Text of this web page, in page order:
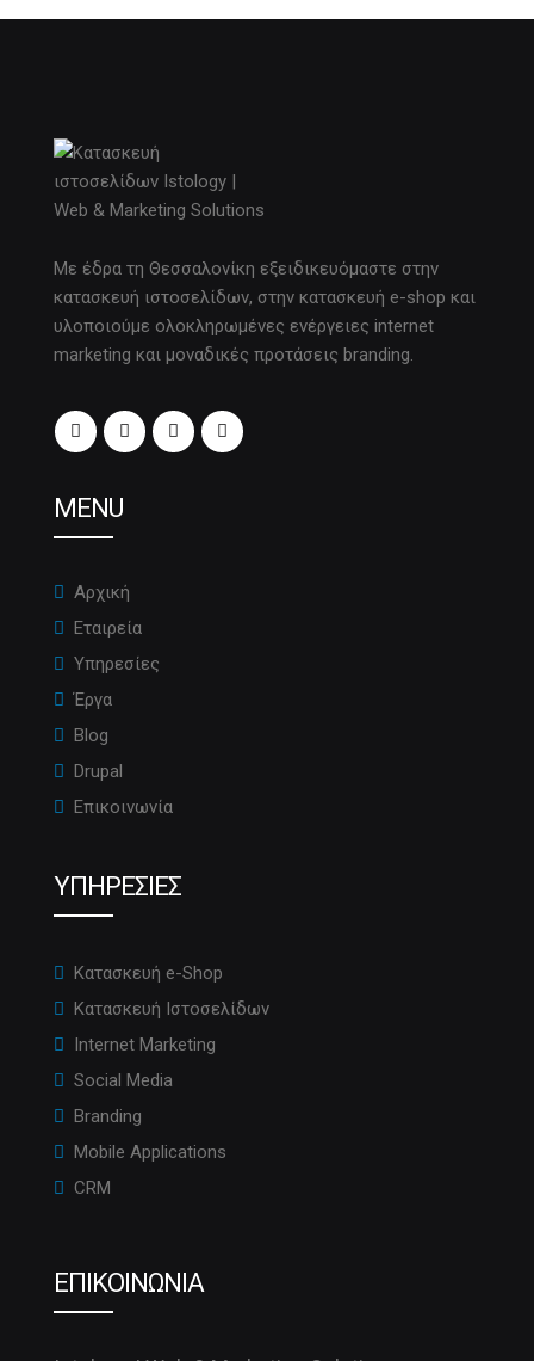
Με έδρα τη Θεσσαλονίκη εξειδικευόμαστε στην
κατασκευή ιστοσελίδων, στην κατασκευή e-shop και
υλοποιούμε ολοκληρωμένες ενέργειες internet
marketing και μοναδικές προτάσεις branding.
MENU
Αρχική
Εταιρεία
Υπηρεσίες
Έργα
Blog
Drupal
Επικοινωνία
ΥΠΗΡΕΣΙΕΣ
Κατασκευή e-Shop
Κατασκευή Ιστοσελίδων
Internet Marketing
Social Media
Branding
Mobile Applications
CRM
ΕΠΙΚΟΙΝΩΝΙΑ